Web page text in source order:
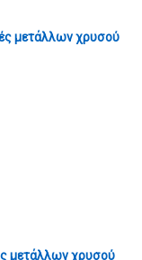
μετάλλων χρυσού
μετάλλων χρυσού